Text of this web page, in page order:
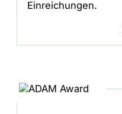
Einreichungen.